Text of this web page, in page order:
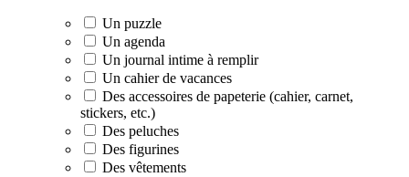
Un puzzle
Un agenda
Un journal intime à remplir
Un cahier de vacances
Des accessoires de papeterie (cahier, carnet,
stickers, etc.)
Des peluches
Des figurines
Des vêtements